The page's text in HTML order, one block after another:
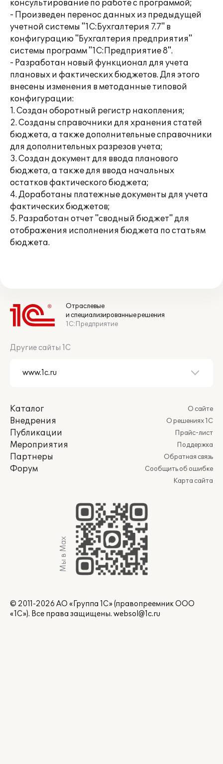
консультирование по работе с программой;
- Произведен перенос данных из предыдущей
учетной системы "1С:Бухгалтерия 7.7" в
конфигурацию "Бухгалтерия предприятия"
системы программ "1С:Предприятие 8".
- Разработан новый функционал для учета
плановых и фактических бюджетов. Для этого
внесены изменения в методанные типовой
конфигурации:
1. Создан оборотный регистр накопления;
2. Созданы справочники для хранения статей
бюджета, а также дополнительные справочники
для дополнительных разрезов учета;
3. Создан документ для ввода планового
бюджета, а также для ввода начальных
остатков фактического бюджета;
4. Доработаны платежные документы для учета
фактических бюджетов;
5. Разработан отчет "сводный бюджет" для
отображения исполнения бюджета по статьям
бюджета.
Отраслевые
и специализированные решения
1С:Предприятие
Другие сайты 1С
Каталог
Внедрения
Публикации
Мероприятия
Партнеры
Форум
О сайте
О решениях 1С
Прайс-лист
Поддержка
Обратная связь
Сообщить об ошибке
Карта сайта
Мы в Max
© 2011-2026 АО «Группа 1С» (правопреемник ООО
«1С»). Все права защищены. websol@1c.ru